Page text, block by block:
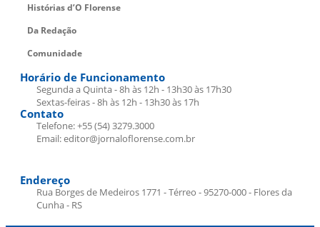
Histórias d’O Florense
Da Redação
Comunidade
Horário de Funcionamento
Segunda a Quinta - 8h às 12h - 13h30 às 17h30
Sextas-feiras - 8h às 12h - 13h30 às 17h
Contato
Telefone: +55 (54) 3279.3000
Email: editor@jornaloflorense.com.br
Endereço
Rua Borges de Medeiros 1771 - Térreo - 95270-000 - Flores da
Cunha - RS